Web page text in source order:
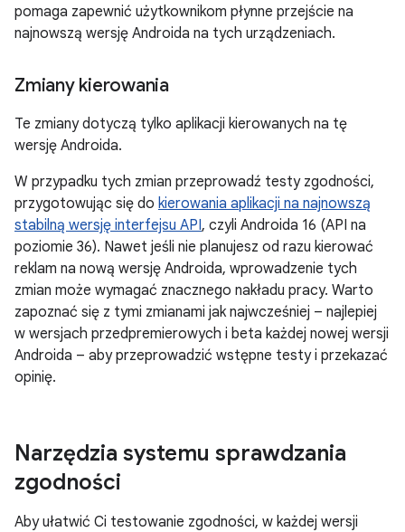
pomaga zapewnić użytkownikom płynne przejście na
najnowszą wersję Androida na tych urządzeniach.
Zmiany kierowania
Te zmiany dotyczą tylko aplikacji kierowanych na tę
wersję Androida.
W przypadku tych zmian przeprowadź testy zgodności,
przygotowując się do kierowania aplikacji na najnowszą
stabilną wersję interfejsu API, czyli Androida 16 (API na
poziomie 36). Nawet jeśli nie planujesz od razu kierować
reklam na nową wersję Androida, wprowadzenie tych
zmian może wymagać znacznego nakładu pracy. Warto
zapoznać się z tymi zmianami jak najwcześniej – najlepiej
w wersjach przedpremierowych i beta każdej nowej wersji
Androida – aby przeprowadzić wstępne testy i przekazać
opinię.
Narzędzia systemu sprawdzania
zgodności
Aby ułatwić Ci testowanie zgodności, w każdej wersji